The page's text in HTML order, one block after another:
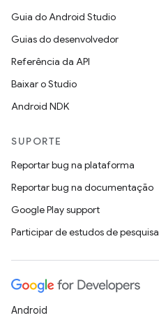
Guia do Android Studio
Guias do desenvolvedor
Referência da API
Baixar o Studio
Android NDK
SUPORTE
Reportar bug na plataforma
Reportar bug na documentação
Google Play support
Participar de estudos de pesquisa
Android